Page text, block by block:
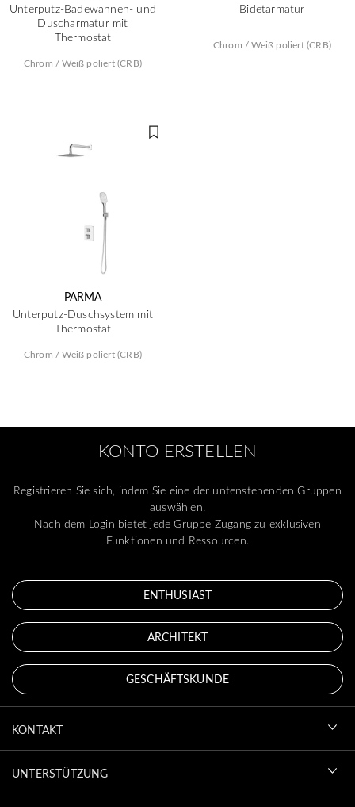
Unterputz-Badewannen- und
Duscharmatur mit
Thermostat
Chrom / Weiß poliert (CRB)
Bidetarmatur
Chrom / Weiß poliert (CRB)
PARMA
Unterputz-Duschsystem mit
Thermostat
Chrom / Weiß poliert (CRB)
KONTO ERSTELLEN
Registrieren Sie sich, indem Sie eine der untenstehenden Gruppen
auswählen.
Nach dem Login bietet jede Gruppe Zugang zu exklusiven
Funktionen und Ressourcen.
ENTHUSIAST
ARCHITEKT
GESCHÄFTSKUNDE
KONTAKT
UNTERSTÜTZUNG